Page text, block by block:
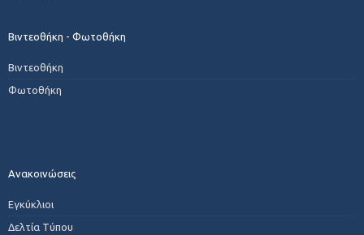
Βιντεοθήκη - Φωτοθήκη
Βιντεοθήκη
Φωτοθήκη
Ανακοινώσεις
Εγκύκλιοι
Δελτία Τύπου